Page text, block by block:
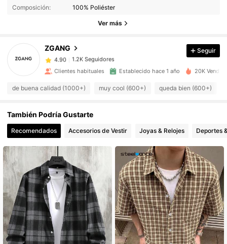
Composición:
100% Poliéster
Ver más
ZGANG
1.2K Seguidores
1.2K Seguidores
4.90
4.90 1.2K Seguidores
4.90 1.2K Seguidores
4.90 1.2K Seguidores
4.90
4.90
4.90 1.2K Seguidores
Seguir
Clientes habituales Establecido hace 1 año 20K
de buena calidad (1000+) muy cool (600+) queda bien (600+)
También Podría Gustarte
Recomendados Accesorios de Vestir Joyas & Relojes Deportes